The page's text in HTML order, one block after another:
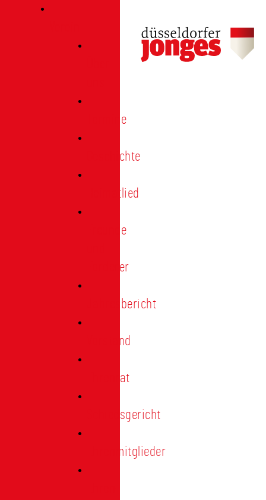
Termine
Geschichte
Heimatlied
Freunde
Förderer
Jahresbericht
Vorstand
Ehrenrat
Schiedsgericht
Ehrenmitglieder